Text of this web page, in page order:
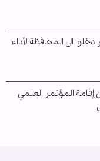
الى المحافظة لأداء
إقامة المؤتمر العلمي